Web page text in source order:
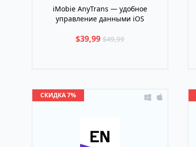
iMobie AnyTrans — удобное
управление данными iOS
$39,99 $49,99
СКИДКА 7%